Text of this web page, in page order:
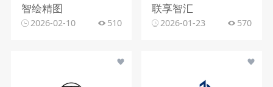
智绘精图
2026-02-10 510
联享智汇
2026-01-23 570